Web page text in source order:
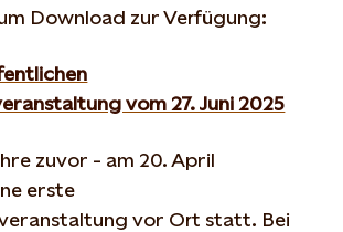
Download zur Verfügung:
vom 27. Juni 2025
zuvor - am 20. April
erste
vor Ort statt. Bei